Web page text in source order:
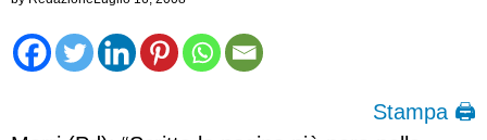
Stampa 🖨